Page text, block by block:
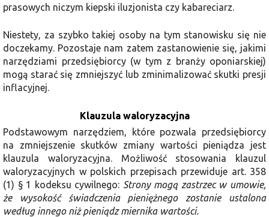
prasowych niczym kiepski iluzjonista czy kabareciarz.
Niestety, za szybko takiej osoby na tym stanowisku się nie
doczekamy. Pozostaje nam zatem zastanowienie się, jakimi
narzędziami przedsiębiorcy (w tym z branży oponiarskiej)
mogą starać się zmniejszyć lub zminimalizować skutki presji
inflacyjnej.
Klauzula waloryzacyjna
Podstawowym narzędziem, które pozwala przedsiębiorcy
na zmniejszenie skutków zmiany wartości pieniądza jest
klauzula waloryzacyjna. Możliwość stosowania klauzul
waloryzacyjnych w polskich przepisach przewiduje art. 358
(1) § 1 kodeksu cywilnego: Strony mogą zastrzec w umowie,
że wysokość świadczenia pieniężnego zostanie ustalona
według innego niż pieniądz miernika wartości.